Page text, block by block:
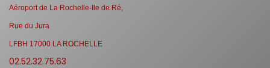
Aéroport de La Rochelle-Ile de Ré,
Rue du Jura
LFBH 17000 LA ROCHELLE
02.52.32.75.63